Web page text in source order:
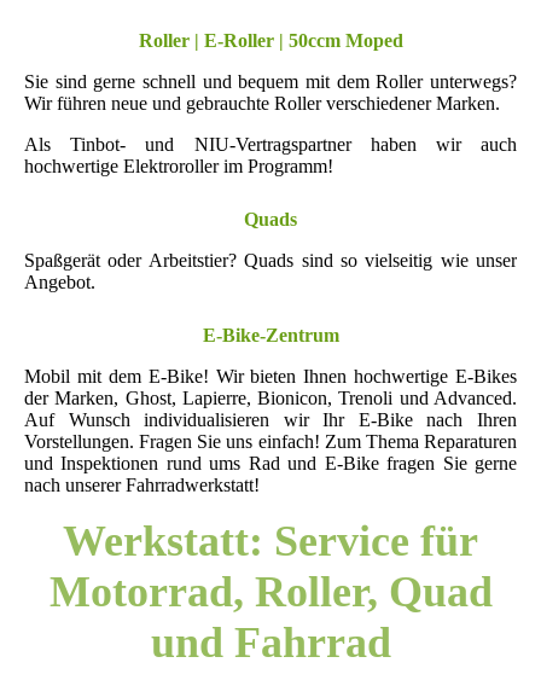
Roller | E-Roller | 50ccm Moped
Sie sind gerne schnell und bequem mit dem Roller unterwegs?
Wir führen neue und gebrauchte Roller verschiedener Marken.
Als Tinbot- und NIU-Vertragspartner haben wir auch
hochwertige Elektroroller im Programm!
Quads
Spaßgerät oder Arbeitstier? Quads sind so vielseitig wie unser
Angebot.
E-Bike-Zentrum
Mobil mit dem E-Bike! Wir bieten Ihnen hochwertige E-Bikes
der Marken, Ghost, Lapierre, Bionicon, Trenoli und Advanced.
Auf Wunsch individualisieren wir Ihr E-Bike nach Ihren
Vorstellungen. Fragen Sie uns einfach! Zum Thema Reparaturen
und Inspektionen rund ums Rad und E-Bike fragen Sie gerne
nach unserer Fahrradwerkstatt!
Werkstatt: Service für
Motorrad, Roller, Quad
und Fahrrad